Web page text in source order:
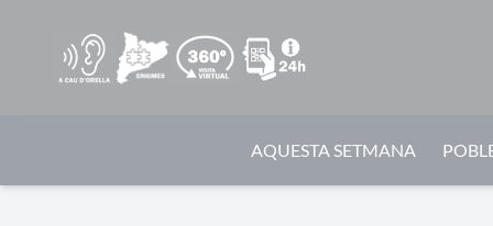
AQUESTA SETMANA